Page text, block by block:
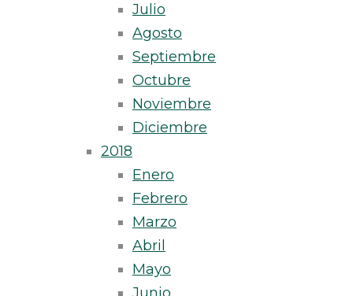
Julio
Agosto
Septiembre
Octubre
Noviembre
Diciembre
2018
Enero
Febrero
Marzo
Abril
Mayo